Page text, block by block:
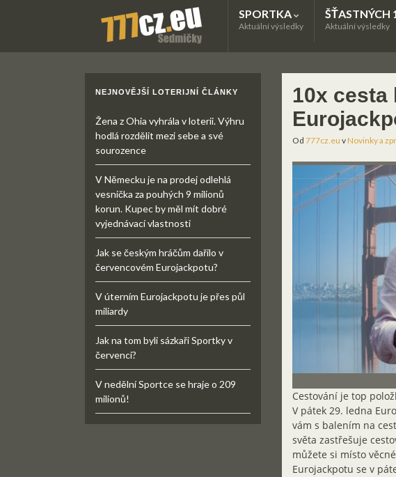
SPORTKA
Aktuální výsledky
ŠŤASTNÝCH
Aktuální výsledky
10x cesta
Od 777cz.eu vNovinky a
Cestování je top
V pátek 29. ledna
vám s balením na
světa zastřešuje
můžete si místo
Eurojackpotu se v
NEJNOVĚJŠÍ LOTERIJNÍ ČLÁNKY
Žena z Ohia vyhrála v loterii. Výhru
hodlá rozdělit mezi sebe a své
sourozence
V Německu je na prodej odlehlá
vesnička za pouhých 9 milionů
korun. Kupec by měl mít dobré
vyjednávací vlastnosti
Jak se českým hráčům dařilo v
červencovém Eurojackpotu?
V úterním Eurojackpotu je přes půl
miliardy
Jak na tom byli sázkaři Sportky v
červenci?
V nedělní Sportce se hraje o 209
milionů!